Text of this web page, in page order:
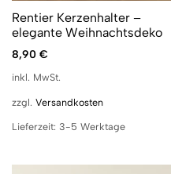
Rentier Kerzenhalter –
elegante Weihnachtsdeko
8,90 €
inkl. MwSt.
zzgl. Versandkosten
Lieferzeit: 3-5 Werktage